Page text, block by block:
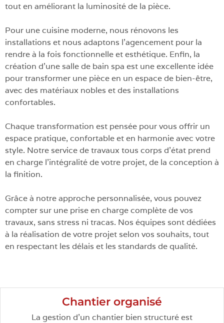
tout en améliorant la luminosité de la pièce.
Pour une cuisine moderne, nous rénovons les
installations et nous adaptons l’agencement pour la
rendre à la fois fonctionnelle et esthétique. Enfin, la
création d’une salle de bain spa est une excellente idée
pour transformer une pièce en un espace de bien-être,
avec des matériaux nobles et des installations
confortables.
Chaque transformation est pensée pour vous offrir un
espace pratique, confortable et en harmonie avec votre
style. Notre service de travaux tous corps d’état prend
en charge l’intégralité de votre projet, de la conception à
la finition.
Grâce à notre approche personnalisée, vous pouvez
compter sur une prise en charge complète de vos
travaux, sans stress ni tracas. Nos équipes sont dédiées
à la réalisation de votre projet selon vos souhaits, tout
en respectant les délais et les standards de qualité.
Chantier organisé
La gestion d’un chantier bien structuré est